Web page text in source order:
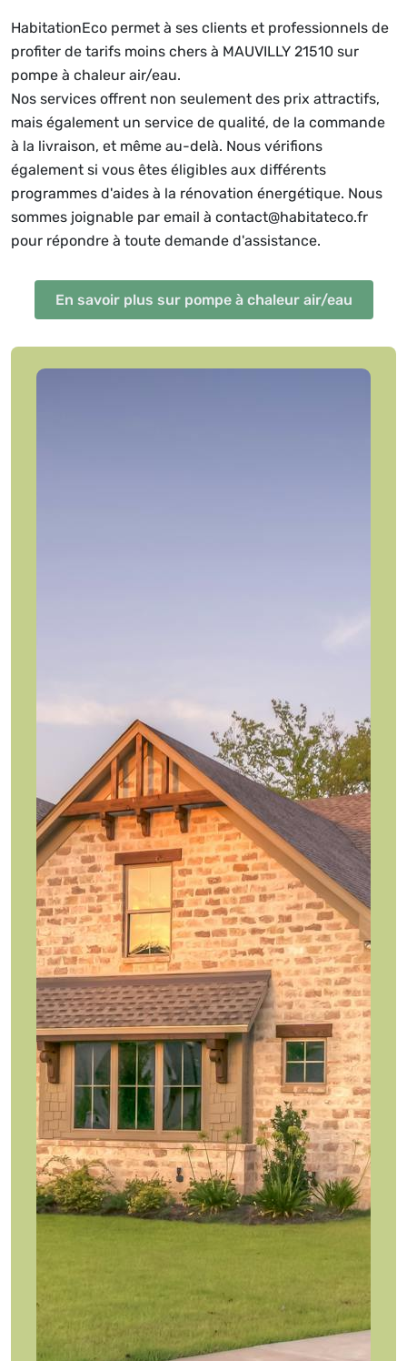
HabitationEco permet à ses clients et professionnels de
profiter de tarifs moins chers à MAUVILLY 21510 sur
pompe à chaleur air/eau.
Nos services offrent non seulement des prix attractifs,
mais également un service de qualité, de la commande
à la livraison, et même au-delà. Nous vérifions
également si vous êtes éligibles aux différents
programmes d'aides à la rénovation énergétique. Nous
sommes joignable par email à contact@habitateco.fr
pour répondre à toute demande d'assistance.
En savoir plus sur pompe à chaleur air/eau